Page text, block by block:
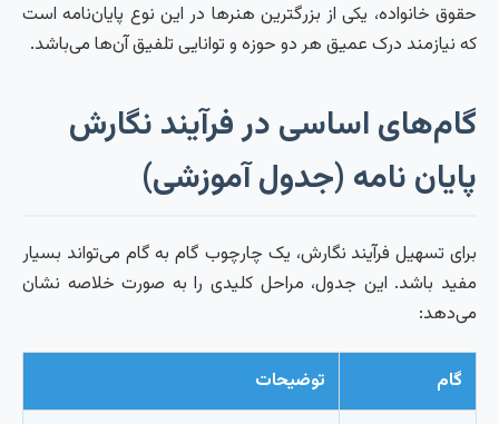
حقوق خانواده، یکی از بزرگترین هنرها در این نوع پایان‌نامه است
که نیازمند درک عمیق هر دو حوزه و توانایی تلفیق آن‌ها می‌باشد.
گام‌های اساسی در فرآیند نگارش
پایان نامه (جدول آموزشی)
برای تسهیل فرآیند نگارش، یک چارچوب گام به گام می‌تواند بسیار
مفید باشد. این جدول، مراحل کلیدی را به صورت خلاصه نشان
می‌دهد:
گام توضیحات